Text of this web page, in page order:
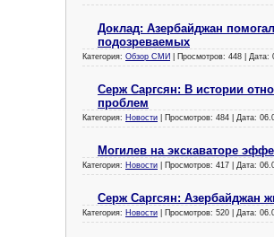
Доклад: Азербайджан
подозреваемых
Категория: Обзор СМИ | Просмотров: 448 | Дата:
Серж Саргсян: В истории
проблем
Категория: Новости | Просмотров: 484 | Дата:
Могилев на экскаваторе
Категория: Новости | Просмотров: 417 | Дата:
Серж Саргсян: Азербайджан
Категория: Новости | Просмотров: 520 | Дата: